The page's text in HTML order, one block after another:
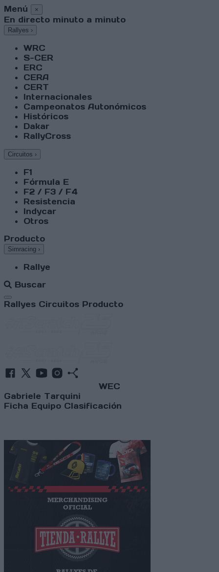
Menú ×
En directo minuto a minuto
Rallyes ›
WRC
S-CER
ERC
CERA
CERT
Internacionales
Campeonatos Autonómicos
Históricos
Dakar
RallyCross
Circuitos ›
F1
Fórmula E
F2 / F3 / F4
Resistencia
Indycar
Otros
Producto
Simracing ›
Rallye
Buscar
Abrir menú
Rallyes Circuitos Producto
WEC
Gabriele Tarquini
Ficha Equipo Clasificación